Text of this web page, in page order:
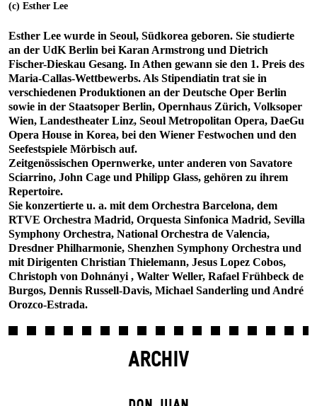
(c) Esther Lee
Esther Lee wurde in Seoul, Südkorea geboren. Sie studierte
an der UdK Berlin bei Karan Armstrong und Dietrich
Fischer-Dieskau Gesang. In Athen gewann sie den 1. Preis des
Maria-Callas-Wettbewerbs. Als Stipendiatin trat sie in
verschiedenen Produktionen an der Deutsche Oper Berlin
sowie in der Staatsoper Berlin, Opernhaus Zürich, Volksoper
Wien, Landestheater Linz, Seoul Metropolitan Opera, DaeGu
Opera House in Korea, bei den Wiener Festwochen und den
Seefestspiele Mörbisch auf.
Zeitgenössischen Opernwerke, unter anderen von Savatore
Sciarrino, John Cage und Philipp Glass, gehören zu ihrem
Repertoire.
Sie konzertierte u. a. mit dem Orchestra Barcelona, dem
RTVE Orchestra Madrid, Orquesta Sinfonica Madrid, Sevilla
Symphony Orchestra, National Orchestra de Valencia,
Dresdner Philharmonie, Shenzhen Symphony Orchestra und
mit Dirigenten Christian Thielemann, Jesus Lopez Cobos,
Christoph von Dohnányi , Walter Weller, Rafael Frühbeck de
Burgos, Dennis Russell-Davis, Michael Sanderling und André
Orozco-Estrada.
ARCHIV